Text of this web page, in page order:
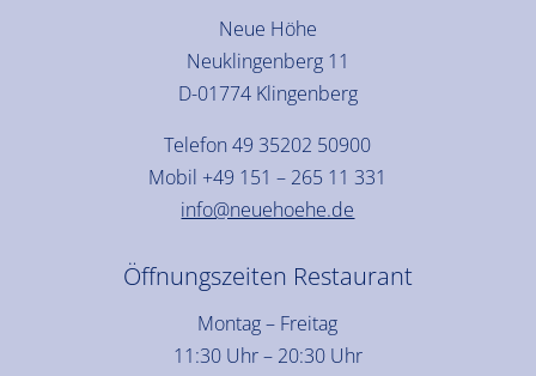
Neue Höhe
Neuklingenberg 11
D-01774 Klingenberg
Telefon49 35202 50900
Mobil +49 151 – 265 11 331
info@neuehoehe.de
Öffnungszeiten Restaurant
Montag – Freitag
11:30 Uhr – 20:30 Uhr